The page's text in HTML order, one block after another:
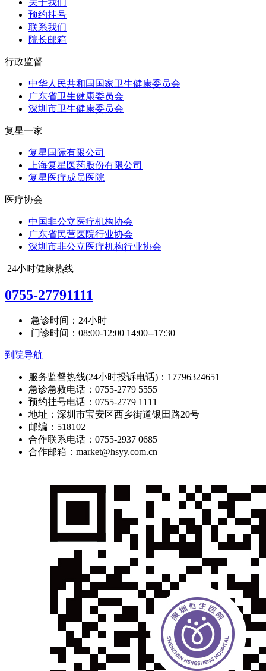
预约挂号
联系我们
院长邮箱
行政监督
中华人民共和国国家卫生健康委员会
广东省卫生健康委员会
深圳市卫生健康委员会
复星一家
复星国际有限公司
上海复星医药股份有限公司
复星医疗成员医院
医疗协会
中国非公立医疗机构协会
广东省民营医院行业协会
深圳市非公立医疗机构行业协会
24小时健康热线
0755-27791111
急诊时间：24小时
门诊时间：08:00-12:00 14:00--17:30
到院导航
服务监督热线(24小时投诉电话)：17796324651
急诊急救电话：0755-2779 5555
预约挂号电话：0755-2779 1111
地址：深圳市宝安区西乡街道银田路20号
邮编：518102
合作联系电话：0755-2937 0685
合作邮箱：market@hsyy.com.cn